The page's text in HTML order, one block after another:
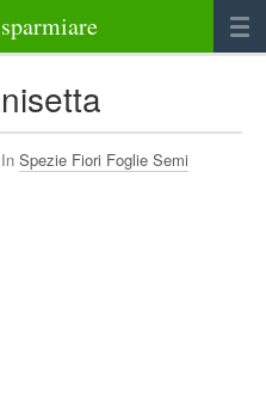
Spezie Fiori Foglie Semi